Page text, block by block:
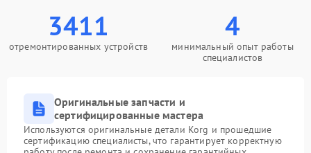
3411
отремонтированных устройств
4
минимальный опыт работы
специалистов
Оригинальные запчасти и
сертифицированные мастера
Используются оригинальные детали Korg и прошедшие
сертификацию специалисты, что гарантирует корректную